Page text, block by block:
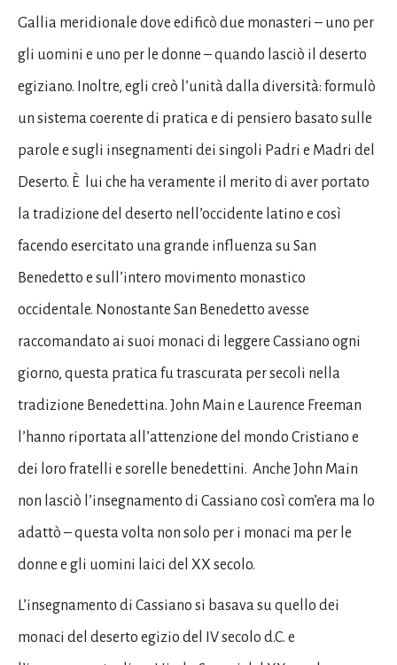
Gallia meridionale dove edificò due monasteri – uno per
gli uomini e uno per le donne – quando lasciò il deserto
egiziano. Inoltre, egli creò l’unità dalla diversità: formulò
un sistema coerente di pratica e di pensiero basato sulle
parole e sugli insegnamenti dei singoli Padri e Madri del
Deserto. È lui che ha veramente il merito di aver portato
la tradizione del deserto nell’occidente latino e così
facendo esercitato una grande influenza su San
Benedetto e sull’intero movimento monastico
occidentale. Nonostante San Benedetto avesse
raccomandato ai suoi monaci di leggere Cassiano ogni
giorno, questa pratica fu trascurata per secoli nella
tradizione Benedettina. John Main e Laurence Freeman
l’hanno riportata all’attenzione del mondo Cristiano e
dei loro fratelli e sorelle benedettini. Anche John Main
non lasciò l’insegnamento di Cassiano così com’era ma lo
adattò – questa volta non solo per i monaci ma per le
donne e gli uomini laici del XX secolo.
L’insegnamento di Cassiano si basava su quello dei
monaci del deserto egizio del IV secolo d.C. e